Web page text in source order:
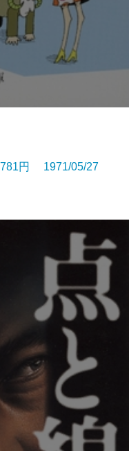
円 1971/05/27